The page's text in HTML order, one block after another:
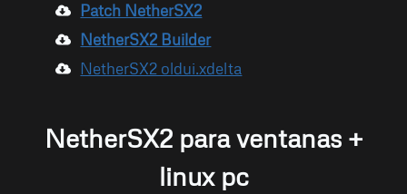
Patch NetherSX2
NetherSX2 Builder
NetherSX2 oldui.xdelta
NetherSX2 para ventanas +
linux pc